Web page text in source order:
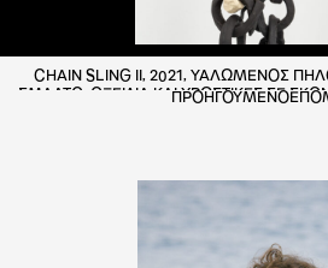
CHAIN SLING II, 2021, ΥΑΛΩΜΕΝΟΣ
ΣΜΑΛΤΟ, ΟΞΕΙΔΙΑ ΚΑΙ ΧΡΩΣΤΙΚΕΣ ΣΕ
ΠΡΟΗΓΟΥΜΕΝΟ